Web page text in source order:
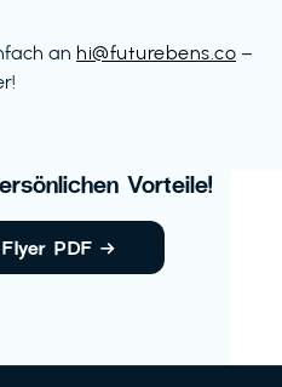
an hi@futurebens.co –
Vorteile!
PDF →